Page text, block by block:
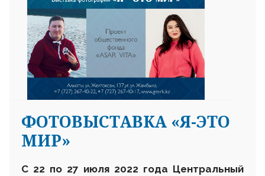
ФОТОВЫСТАВКА «Я-ЭТО
МИР»
С 22 по 27 июля 2022 года Центральный